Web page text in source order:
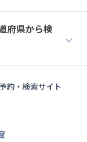
府県から検
約・検索サイト